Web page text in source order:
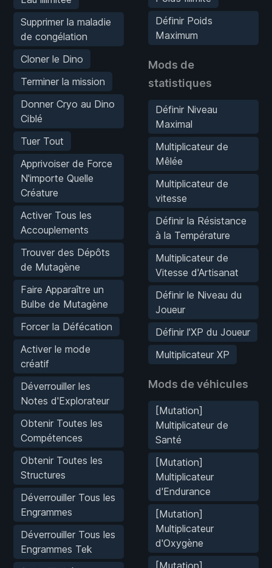
Supprimer la maladie
de congélation
Cloner le Dino
Terminer la mission
Donner Cryo au Dino
Ciblé
Tuer Tout
Apprivoiser de Force
N'importe Quelle
Créature
Activer Tous les
Accouplements
Trouver des Dépôts
de Mutagène
Faire Apparaître un
Bulbe de Mutagène
Forcer la Défécation
Activer le mode
créatif
Déverrouiller les
Notes d'Explorateur
Obtenir Toutes les
Compétences
Obtenir Toutes les
Structures
Déverrouiller Tous les
Engrammes
Déverrouiller Tous les
Engrammes Tek
Définir Poids
Maximum
Mods de
statistiques
Définir Niveau
Maximal
Multiplicateur de
Mêlée
Multiplicateur de
vitesse
Définir la Résistance
à la Température
Multiplicateur de
Vitesse d'Artisanat
Définir le Niveau du
Joueur
Définir l'XP du Joueur
Multiplicateur XP
Mods de véhicules
[Mutation]
Multiplicateur de
Santé
[Mutation]
Multiplicateur
d'Endurance
[Mutation]
Multiplicateur
d'Oxygène
[Mutation]